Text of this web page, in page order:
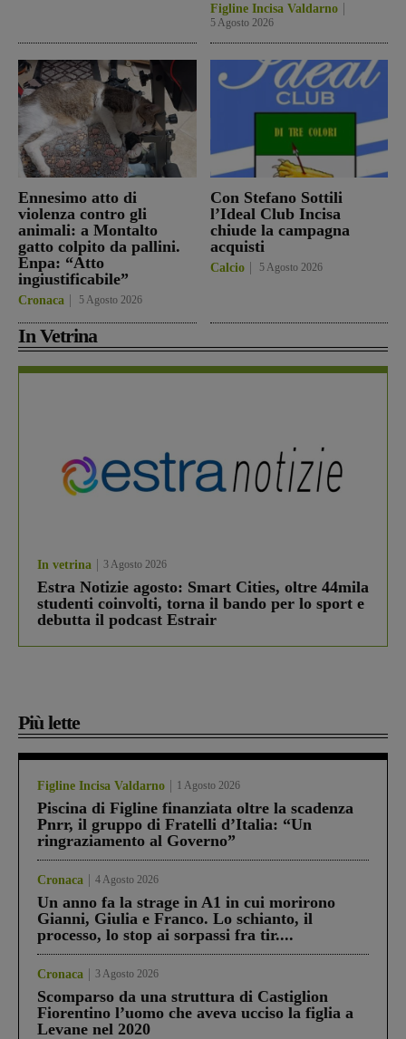
Figline Incisa Valdarno
5 Agosto 2026
Ennesimo atto di
violenza contro gli
animali: a Montalto
gatto colpito da pallini.
Enpa: “Atto
ingiustificabile”
Cronaca 5 Agosto 2026
Con Stefano Sottili
l’Ideal Club Incisa
chiude la campagna
acquisti
Calcio 5 Agosto 2026
In Vetrina
In vetrina 3 Agosto 2026
Estra Notizie agosto: Smart Cities, oltre 44mila
studenti coinvolti, torna il bando per lo sport e
debutta il podcast Estrair
Più lette
Figline Incisa Valdarno 1 Agosto 2026
Piscina di Figline finanziata oltre la scadenza
Pnrr, il gruppo di Fratelli d’Italia: “Un
ringraziamento al Governo”
Cronaca 4 Agosto 2026
Un anno fa la strage in A1 in cui morirono
Gianni, Giulia e Franco. Lo schianto, il
processo, lo stop ai sorpassi fra tir....
Cronaca 3 Agosto 2026
Scomparso da una struttura di Castiglion
Fiorentino l’uomo che aveva ucciso la figlia a
Levane nel 2020